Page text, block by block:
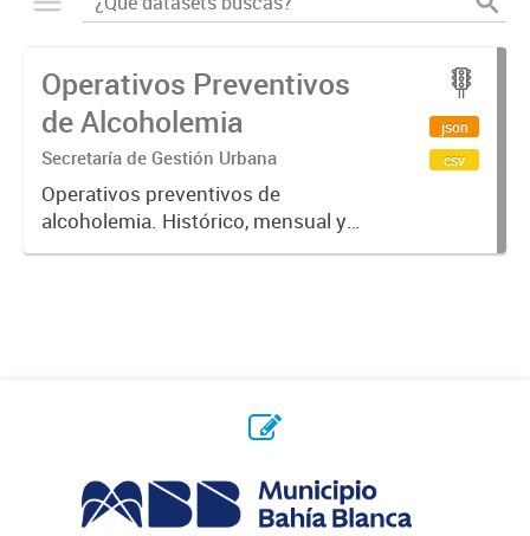
Operativos Preventivos
de Alcoholemia
Secretaría de Gestión Urbana
Operativos preventivos de
alcoholemia. Histórico, mensual y
semanal.
json
csv